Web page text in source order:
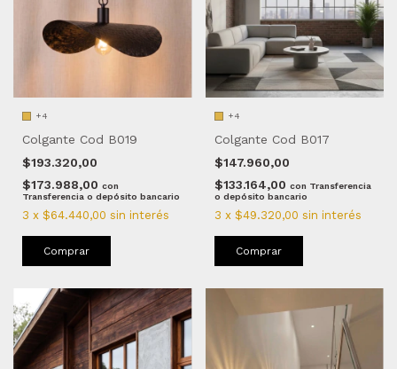
+4
Colgante Cod B019
$193.320,00
$173.988,00 con
Transferencia o depósito bancario
3 x $64.440,00 sin interés
Comprar
+4
Colgante Cod B017
$147.960,00
$133.164,00 con Transferencia
o depósito bancario
3 x $49.320,00 sin interés
Comprar